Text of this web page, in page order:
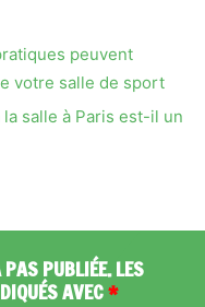
peuvent
votre salle de sport
salle à Paris est-il un
PUBLIÉE.LES
AVEC*